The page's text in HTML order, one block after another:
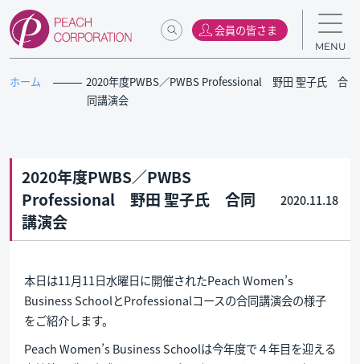
会員の皆さま
MENU
ホーム
2020年度PWBS／PWBS Professional 野田 聖子氏 合
同講演会
2020年度PWBS／PWBS
Professional 野田 聖子氏 合同
講演会
2020.11.18
本日は11月11日水曜日に開催されたPeach Women’s
Business SchoolとProfessionalコースの合同講演会の様子
をご紹介します。
Peach Women’s Business Schoolは今年度で４年目を迎える